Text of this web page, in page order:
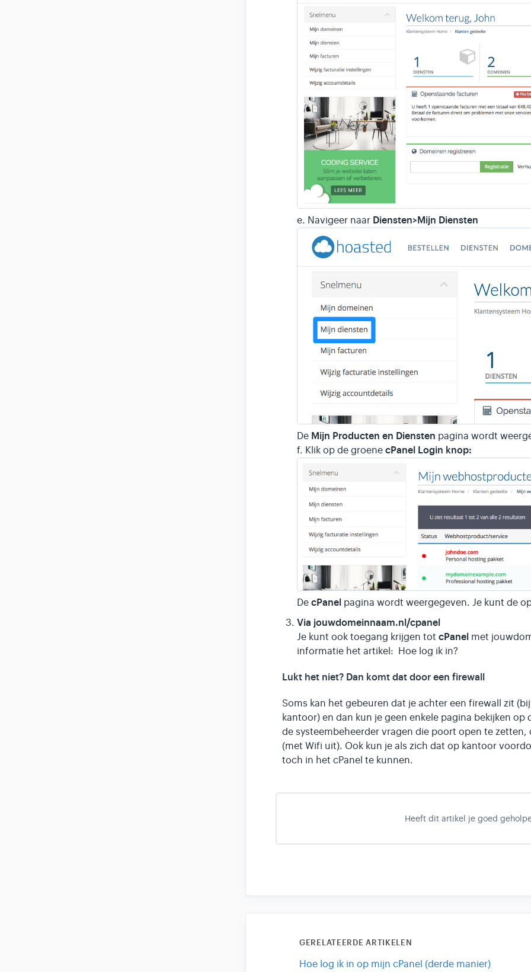
e. Navigeer naar Diensten>Mijn Diensten
De Mijn Producten en Diensten pagina wordt
f. Klik op de groene cPanel Login knop:
De cPanel pagina wordt weergegeven. Je kunt de
Via jouwdomeinnaam.nl/cpanel
Je kunt ook toegang krijgen tot cPanel met
informatie het artikel: Hoe log ik in?
Lukt het niet? Dan komt dat door een firewall
Soms kan het gebeuren dat je achter een firewall zit
kantoor) en dan kun je geen enkele pagina bekijken
de systeembeheerder vragen die poort open te
(met Wifi uit). Ook kun je als zich dat op kantoor
toch in het cPanel te kunnen.
Heeft dit artikel je goed
GERELATEERDE ARTIKELEN
Hoe log ik in op mijn cPanel (derde manier)